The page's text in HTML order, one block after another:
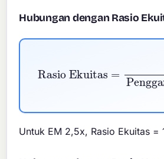
Hubungan dengan Rasio
Untuk EM 2,5x, Rasio Ekuitas